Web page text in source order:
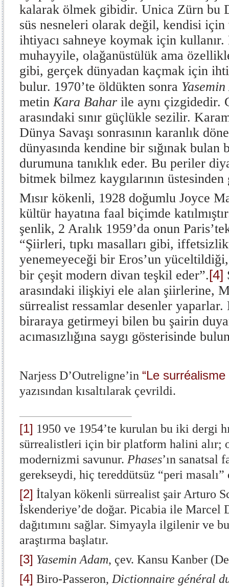
kalarak ölmek gibidir. Unica Zürn bu
süs nesneleri olarak değil, kendisi
ihtiyacı sahneye koymak için
muhayyile, olağanüstülük ama
gibi, gerçek dünyadan kaçmak için
bulur. 1970’te öldükten sonra
metinKara Bahar ile aynı çizgidedir.
arasındaki sınır güçlükle sezilir.
Dünya Savaşı sonrasının karanlık
dünyasında kendine bir sığınak bulan
durumuna tanıklık eder. Bu periler
bitmek bilmez kaygılarının
Mısır kökenli, 1928 doğumlu Joyce
kültür hayatına faal biçimde
şenlik, 2 Aralık 1959’da onun
“Şiirleri, tıpkı masalları gibi,
yenemeyeceği bir Eros’un
bir çeşit modern divan teşkil eder”.[4]
arasındaki ilişkiyi ele alan şiirlerine,
sürrealist ressamlar desenler yaparlar.
biraraya getirmeyi bilen bu şairin
acımasızlığına saygı gösterisinde
Narjess D’Outreligne’in “Le
yazısından kısaltılarak çevrildi.
[1] 1950 ve 1954’te kurulan bu iki dergi
sürrealistleri için bir platform halini alır;
modernizmi savunur. Phases’ın sanatsal
gerekseydi, hiç tereddütsüz “peri
[2] İtalyan kökenli sürrealist şair Arturo
İskenderiye’de doğar. Picabia ile Marcel
dağıtımını sağlar. Simyayla ilgilenir ve
araştırma başlatır.
[3] Yasemin Adam, çev. Kansu Kanber
[4] Biro-Passeron,Dictionnaire général